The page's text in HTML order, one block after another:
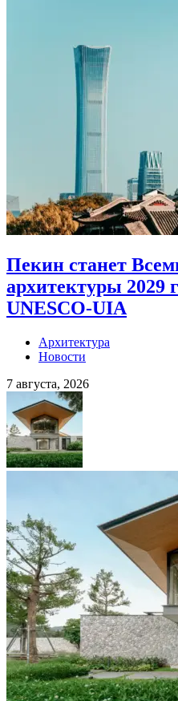
Пекин станет
архитектуры 2029
UNESCO-UIA
Архитектура
Новости
7 августа, 2026